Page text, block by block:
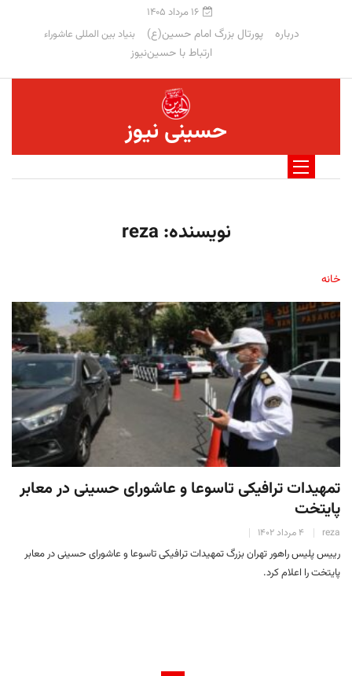
۱۶ مرداد ۱۴۰۵
درباره پورتال بزرگ امام حسین(ع) بنیاد بین المللی عاشوراء
ارتباط با حسین‌نیوز
حسینی نیوز
نویسنده: reza
خانه
تمهیدات ترافیکی تاسوعا و عاشورای حسینی در معابر
پایتخت
reza ۴ مرداد ۱۴۰۲
رییس پلیس راهور تهران بزرگ تمهیدات ترافیکی تاسوعا و عاشورای حسینی در معابر
پایتخت را اعلام کرد.